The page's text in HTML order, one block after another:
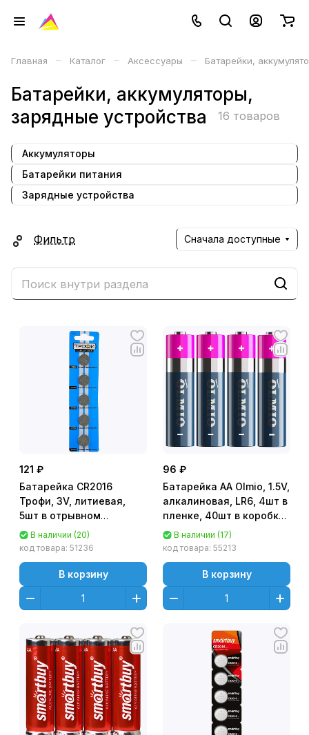
Главная – Каталог – Аксессуары – Батарейки,
Батарейки, аккумуляторы,
зарядные устройства
16 товаров
Аккумуляторы
Батарейки питания
Зарядные устройства
Фильтр Сначала доступные
121 ₽
Батарейка CR2016
Трофи, 3V, литиевая,
5шт в отрывном
блистере [CR2016-5BL]
В наличии (20)
код товара: 51236
В корзину
96 ₽
Батарейка AA Olmio, 1.5V,
алкалиновая, LR6, 4шт в
пленке, 40шт в коробке
[SBBA-2A40S] цена за 4
шт
В наличии (17)
код товара: 55213
В корзину